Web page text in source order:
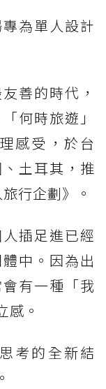
為單人設計
善的時代，
何時旅遊」
感受，於台
土耳其，推
行企劃》。
插足進已經
中。因為出
有一種「我
感。
考的全新結